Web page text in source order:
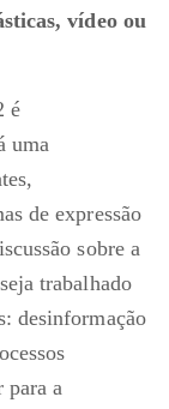
vídeo ou
é
uma
de expressão
sobre a
trabalhado
desinformação
para a